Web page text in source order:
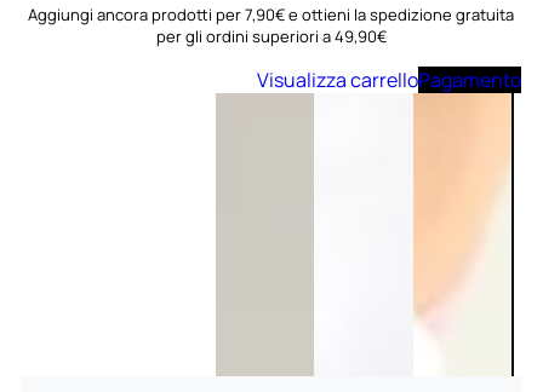
Aggiungi ancora prodotti per 7,90€ e ottieni la spedizione gratuita
per gli ordini superiori a 49,90€
Visualizza carrelloPagamento